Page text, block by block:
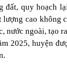
đất, quy hoạch
cao không
nước ngoài, tạo
2025, huyện